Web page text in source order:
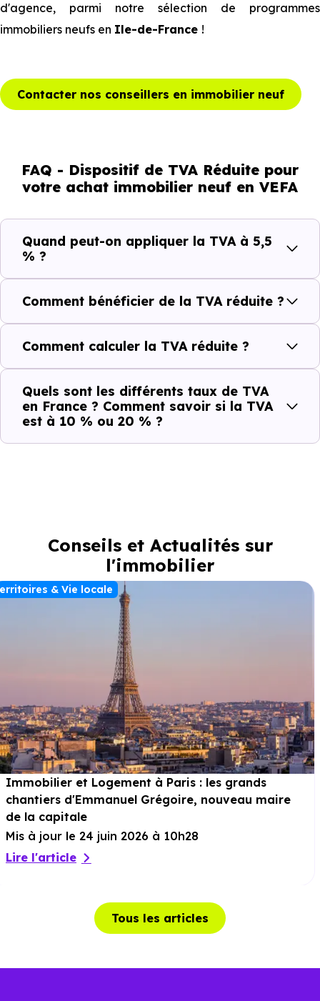
d'agence, parmi notre sélection de programmes
immobiliers neufs en Ile-de-France !
Contacter nos conseillers en immobilier neuf
FAQ - Dispositif de TVA Réduite pour
votre achat immobilier neuf en VEFA
Quand peut-on appliquer la TVA à 5,5
% ?
Comment bénéficier de la TVA réduite ?
Comment calculer la TVA réduite ?
Quels sont les différents taux de TVA
en France ? Comment savoir si la TVA
est à 10 % ou 20 % ?
Conseils et Actualités sur
l'immobilier
& Vie locale
Immobilier et Logement à Paris : les grands
chantiers d'Emmanuel Grégoire, nouveau maire
de la capitale
Mis à jour le 24 juin 2026 à 10h28
Lire l'article
Tous les articles